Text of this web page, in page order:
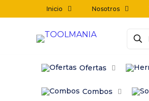
Inicio Nosotros
Ofertas
Combos